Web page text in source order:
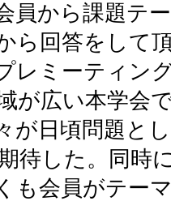
員から課題テ
ら回答をして
レミーティン
が広い本学会
が日頃問題と
待した。同時
も会員がテー